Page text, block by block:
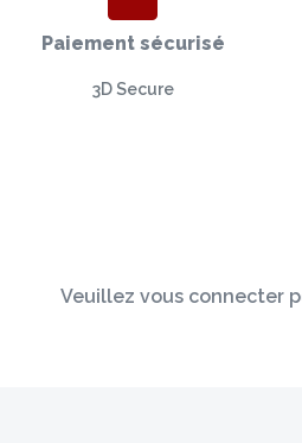
Paiement sécurisé
3D Secure
Veuillez vous connecter